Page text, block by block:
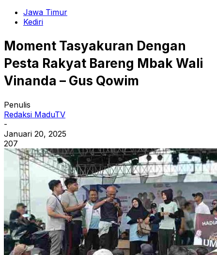
Jawa Timur
Kediri
Moment Tasyakuran Dengan
Pesta Rakyat Bareng Mbak Wali
Vinanda – Gus Qowim
Penulis
Redaksi MaduTV
-
Januari 20, 2025
207